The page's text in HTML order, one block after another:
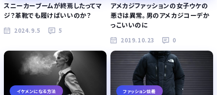
スニーカーブームが終焉したってマ
ジ？革靴でも履けばいいのか？
2024.9.5 5
アメカジファッションの女子ウケの
悪さは異常。男のアメカジコーデか
っこいいのに
2019.10.23 0
イケメンになる方法 ファッション談義